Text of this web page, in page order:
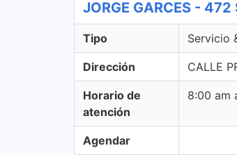
JORGE GARCES -
Tipo Servicio
Dirección CALLE
Horario de
atención
8:00 am
Agendar